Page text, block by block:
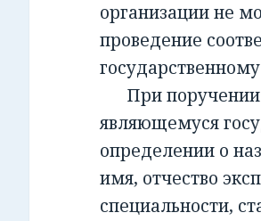
организации не
проведение
При поручении
являющемуся
определении о
имя, отчество
специальности,